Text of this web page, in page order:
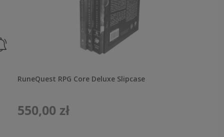
RuneQuest RPG Core Deluxe Slipcase
550,00 zł